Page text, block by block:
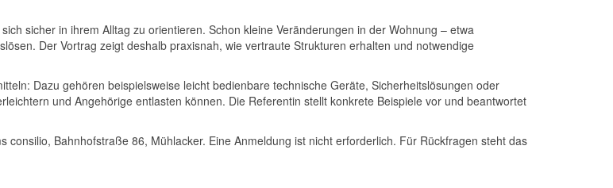
sicher in ihrem Alltag zu orientieren. Schon kleine Veränderungen in der Wohnung – etwa
Der Vortrag zeigt deshalb praxisnah, wie vertraute Strukturen erhalten und notwendige
Dazu gehören beispielsweise leicht bedienbare technische Geräte, Sicherheitslösungen oder
und Angehörige entlasten können. Die Referentin stellt konkrete Beispiele vor und beantwortet
consilio, Bahnhofstraße 86, Mühlacker. Eine Anmeldung ist nicht erforderlich. Für Rückfragen steht das